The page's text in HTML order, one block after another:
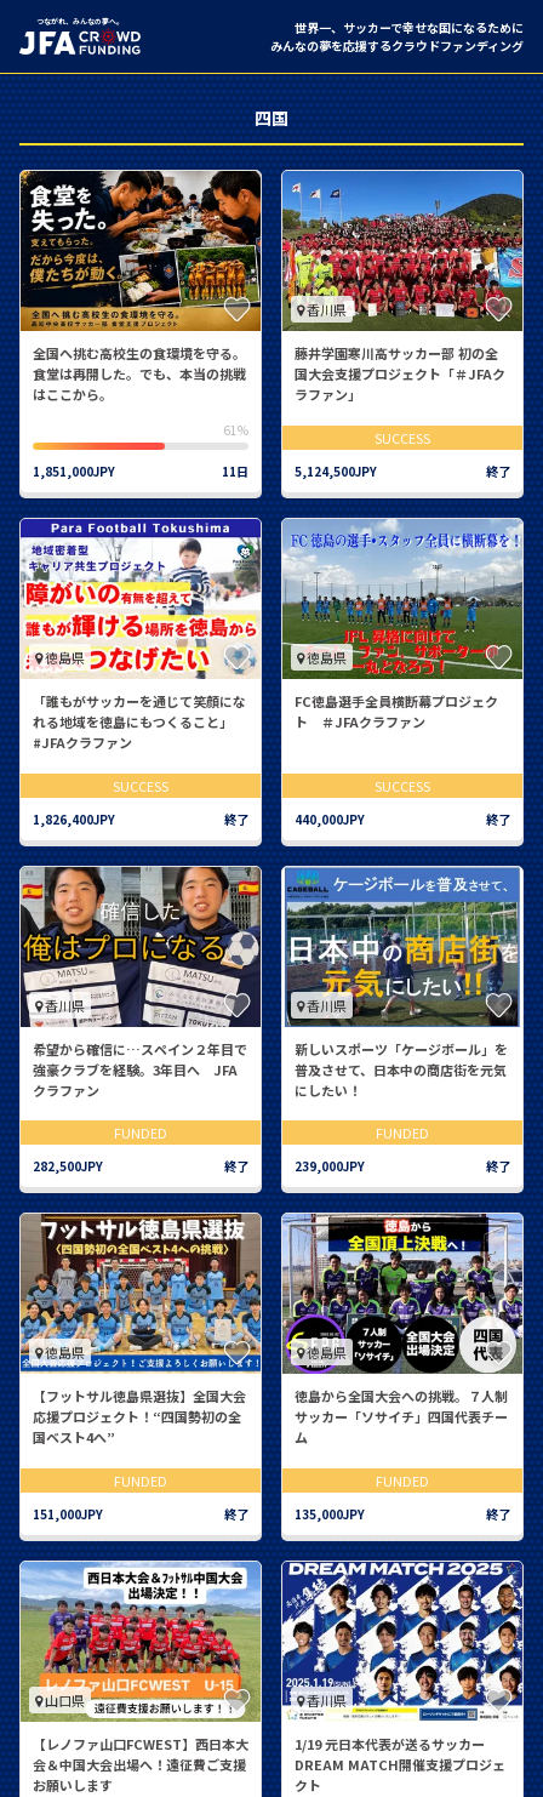
つながれ、みんなの夢へ。
世界一、サッカーで幸せな国になるために
みんなの夢を応援するクラウドファンディング
四国
全国へ挑む高校生の食環境を守る。
食堂は再開した。でも、本当の挑戦
はここから。
61%
1,851,000JPY 11日
香川県
藤井学園寒川高サッカー部 初の全
国大会支援プロジェクト「＃JFAク
ラファン」
SUCCESS
5,124,500JPY 終了
徳島県
「誰もがサッカーを通じて笑顔にな
れる地域を徳島にもつくること」
#JFAクラファン
SUCCESS
1,826,400JPY 終了
徳島県
FC徳島選手全員横断幕プロジェク
ト ＃JFAクラファン
SUCCESS
440,000JPY 終了
香川県
希望から確信に…スペイン２年目で
強豪クラブを経験。3年目へ JFA
クラファン
FUNDED
282,500JPY 終了
香川県
新しいスポーツ「ケージボール」を
普及させて、日本中の商店街を元気
にしたい！
FUNDED
239,000JPY 終了
徳島県
【フットサル徳島県選抜】全国大会
応援プロジェクト！“四国勢初の全
国ベスト4へ”
FUNDED
151,000JPY 終了
徳島県
徳島から全国大会への挑戦。７人制
サッカー「ソサイチ」四国代表チー
ム
FUNDED
135,000JPY 終了
山口県
【レノファ山口FCWEST】西日本大
会＆中国大会出場へ！遠征費ご支援
お願いします
香川県
1/19 元日本代表が送るサッカー
DREAM MATCH開催支援プロジェ
クト